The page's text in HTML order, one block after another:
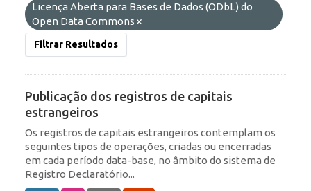
Licença Aberta para Bases de Dados (ODbL) do
Open Data Commons
Filtrar Resultados
Publicação dos registros de capitais
estrangeiros
Os registros de capitais estrangeiros contemplam os
seguintes tipos de operações, criadas ou encerradas
em cada período data-base, no âmbito do sistema de
Registro Declaratório...